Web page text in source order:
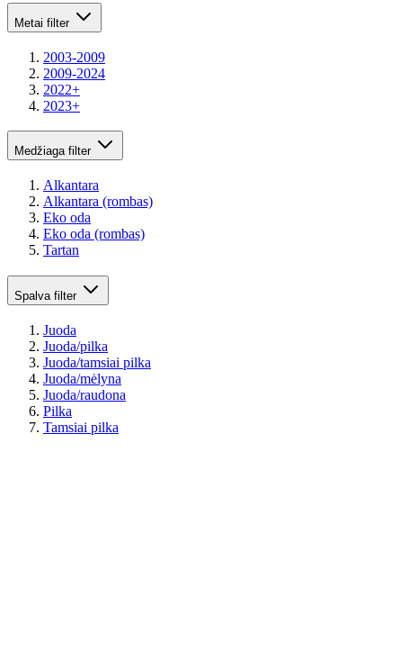
Metai filter
2003-2009
2009-2024
2022+
2023+
Medžiaga filter
Alkantara
Alkantara (rombas)
Eko oda
Eko oda (rombas)
Tartan
Spalva filter
Juoda
Juoda/pilka
Juoda/tamsiai pilka
Juoda/mėlyna
Juoda/raudona
Pilka
Tamsiai pilka